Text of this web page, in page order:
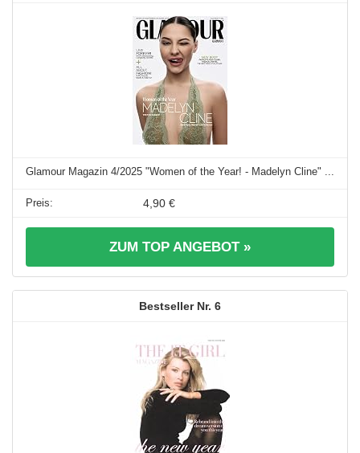
Glamour Magazin 4/2025 "Women of the Year! - Madelyn Cline" ...
4,90 €
ZUM TOP ANGEBOT »
6